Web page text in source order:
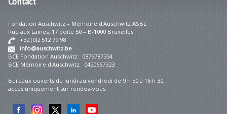
Fondation Auschwitz – Mémoire d'Auschwitz ASBL
Rue aux Laines, 17 boîte 50 – B-1000 Bruxelles
+32 (0)2 512 79 98
info@auschwitz.be
BCE Fondation Auschwitz : 0876787354
BCE Mémoire d'Auschwitz : 0420667323
Bureaux ouverts du lundi au vendredi de 9 h 30 à 16 h 30,
accès uniquement sur rendez-vous.